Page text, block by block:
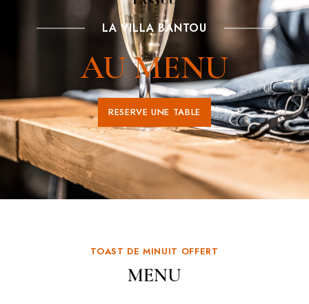
LA VILLA BANTOU
AU MENU
RESERVE UNE TABLE
TOAST DE MINUIT OFFERT
MENU